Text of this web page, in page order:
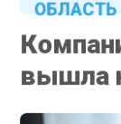
вышла